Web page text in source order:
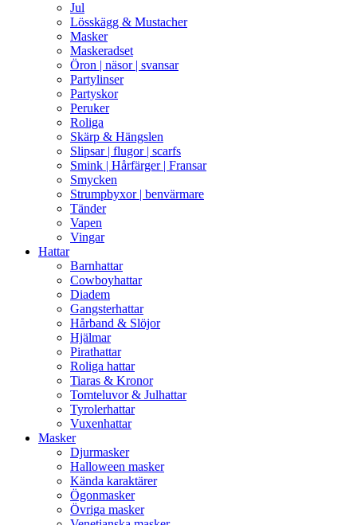
Jul
Lösskägg & Mustacher
Masker
Maskeradset
Öron | näsor | svansar
Partylinser
Partyskor
Peruker
Roliga
Skärp & Hängslen
Slipsar | flugor | scarfs
Smink | Hårfärger | Fransar
Smycken
Strumpbyxor | benvärmare
Tänder
Vapen
Vingar
Hattar
Barnhattar
Cowboyhattar
Diadem
Gangsterhattar
Hårband & Slöjor
Hjälmar
Pirathattar
Roliga hattar
Tiaras & Kronor
Tomteluvor & Julhattar
Tyrolerhattar
Vuxenhattar
Masker
Djurmasker
Halloween masker
Kända karaktärer
Ögonmasker
Övriga masker